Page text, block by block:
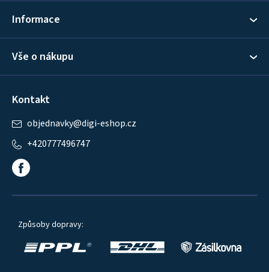
Informace
Vše o nákupu
Kontakt
objednavky@digi-eshop.cz
+420777496747
Způsoby dopravy: